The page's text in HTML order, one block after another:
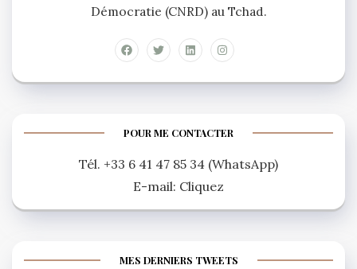
Démocratie (CNRD) au Tchad.
POUR ME CONTACTER
Tél. +33 6 41 47 85 34 (WhatsApp)
E-mail: Cliquez
MES DERNIERS TWEETS